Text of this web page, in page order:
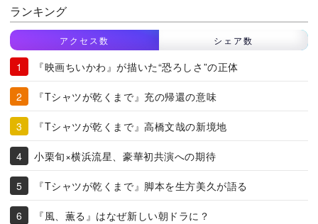
ランキング
アクセス数 シェア数
『映画ちいかわ』が描いた“恐ろしさ”の正体
『Tシャツが乾くまで』充の帰還の意味
『Tシャツが乾くまで』高橋文哉の新境地
小栗旬×横浜流星、豪華初共演への期待
『Tシャツが乾くまで』脚本を生方美久が語る
『風、薫る』はなぜ新しい朝ドラに？